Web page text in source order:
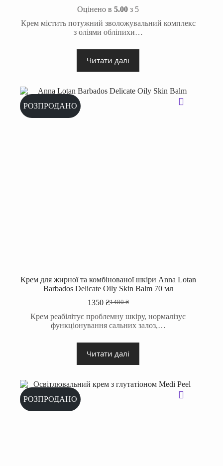
Оцінено в5.00 з 5
Крем містить потужний зволожувальний комплекс
з оліями обліпихи…
Читати далі
РОЗПРОДАНО
Крем для жирної та комбінованої шкіри Anna Lotan
Barbados Delicate Oily Skin Balm 70 мл
1480₴
Оригінальна
ціна:
1480 ₴.
1350 ₴Поточна
ціна:
1350 ₴.
Крем реабілітує проблемну шкіру, нормалізує
функціонування сальних залоз,…
Читати далі
РОЗПРОДАНО